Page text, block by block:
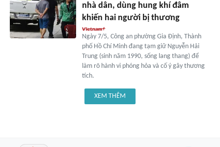
nhà dân, dùng hung khí đâm
khiến hai người bị thương
Ngày 7/5, Công an phường Gia Định, Thành
phố Hồ Chí Minh đang tạm giữ Nguyễn Hải
Trung (sinh năm 1990, sống lang thang) để
làm rõ hành vi phóng hỏa và cố ý gây thương
tích.
XEM THÊM